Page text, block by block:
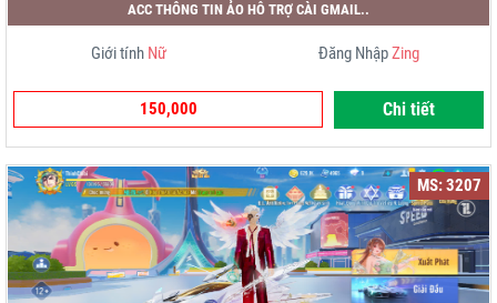
ACC THÔNG TIN ẢO HỖ TRỢ CÀI GMAIL..
Giới tính Nữ Đăng NhậpZing
150,000 Chi tiết
MS: 3207